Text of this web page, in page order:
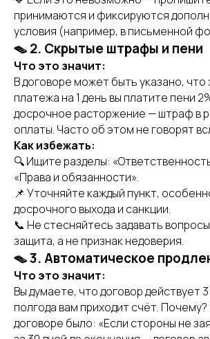
принимаются и фиксируются
условия (например, в письменной
🪤 2. Скрытые штрафы и пени
Что это значит:
В договоре может быть указано, что
платежа на 1 день вы платите пени
досрочное расторжение — штраф в
оплаты. Часто об этом не говорят
Как избежать:
🔍 Ищите разделы:
«Права и обязанности».
📌 Уточняйте каждый пункт,
досрочного выхода и санкции.
📞 Не стесняйтесь задавать
защита, а не признак недоверия.
🪤 3. Автоматическое
Что это значит:
Вы думаете, что договор действует
полгода вам приходит счёт.
договоре было: «Если стороны не